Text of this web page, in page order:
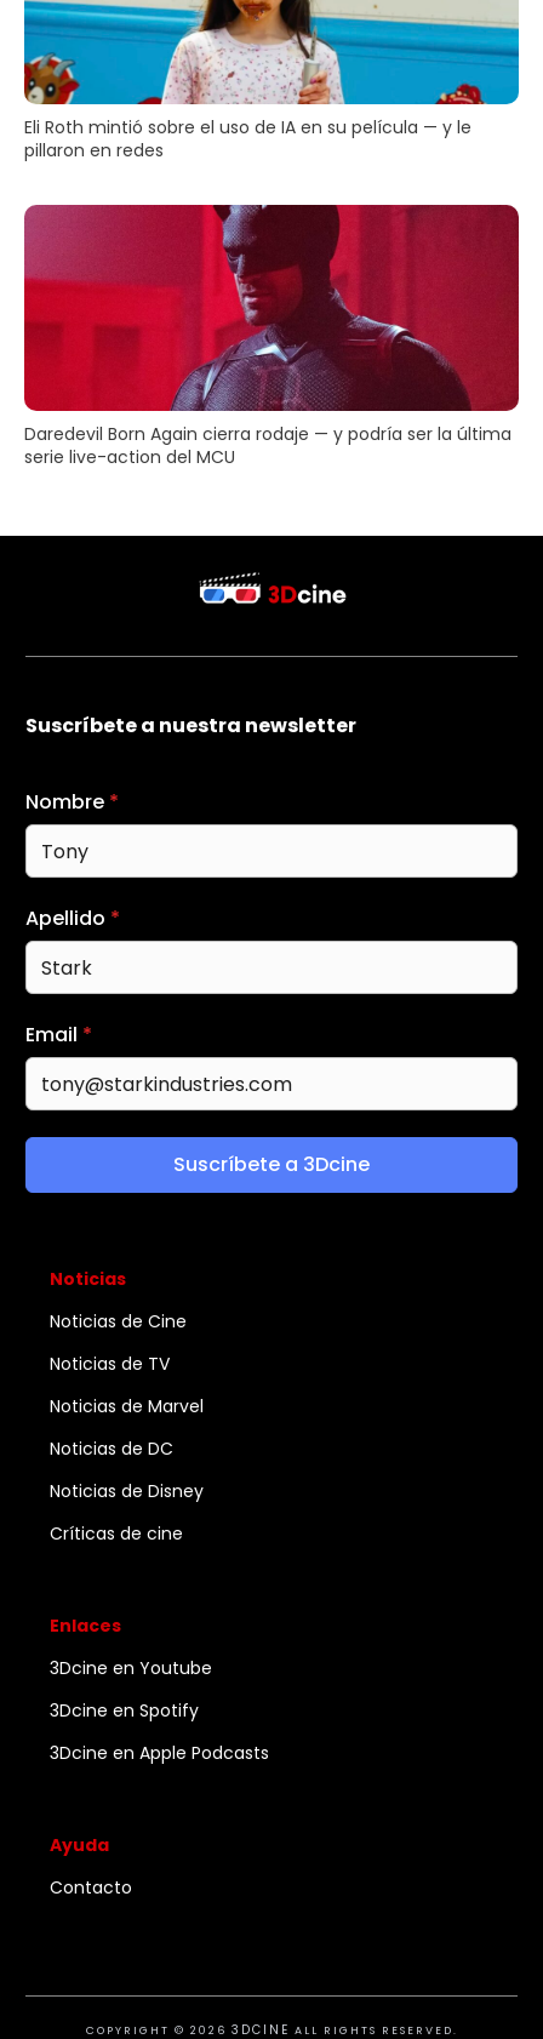
Eli Roth mintió sobre el uso de IA en su película — y le
pillaron en redes
Daredevil Born Again cierra rodaje — y podría ser la última
serie live-action del MCU
Suscríbete a nuestra newsletter
Nombre *
Apellido *
Email *
Suscríbete a 3Dcine
Noticias
Noticias de Cine
Noticias de TV
Noticias de Marvel
Noticias de DC
Noticias de Disney
Críticas de cine
Enlaces
3Dcine en Youtube
3Dcine en Spotify
3Dcine en Apple Podcasts
Ayuda
Contacto
COPYRIGHT © 2026 3DCINE ALL RIGHTS RESERVED.